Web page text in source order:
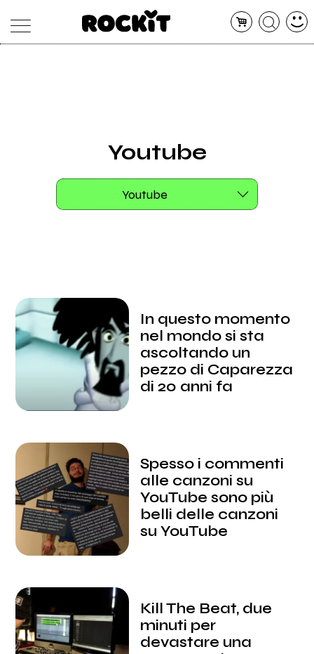
Youtube
Youtube
In questo momento
nel mondo si sta
ascoltando un
pezzo di Caparezza
di 20 anni fa
Spesso i commenti
alle canzoni su
YouTube sono più
belli delle canzoni
su YouTube
Kill The Beat, due
minuti per
devastare una